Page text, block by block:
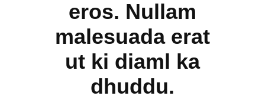
eros. Nullam
malesuada erat
ut ki diaml ka
dhuddu.